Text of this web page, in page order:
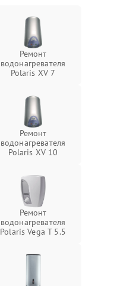
Ремонт
водонагревателя
Polaris XV 7
Ремонт
водонагревателя
Polaris XV 10
Ремонт
водонагревателя
Polaris Vega T 5.5